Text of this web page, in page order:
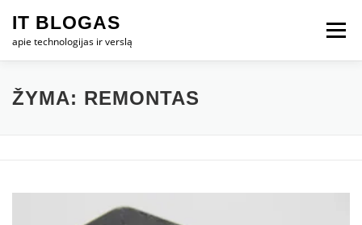
turinio
IT BLOGAS
apie technologijas ir verslą
Meniu
PRADŽIA IT VERSLAS
ŽYMA: REMONTAS